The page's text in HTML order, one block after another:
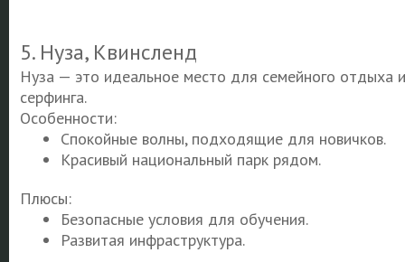
5. Нуза, Квинсленд
Нуза — это идеальное место для семейного отдыха и
серфинга.
Особенности:
Спокойные волны, подходящие для новичков.
Красивый национальный парк рядом.
Плюсы:
Безопасные условия для обучения.
Развитая инфраструктура.